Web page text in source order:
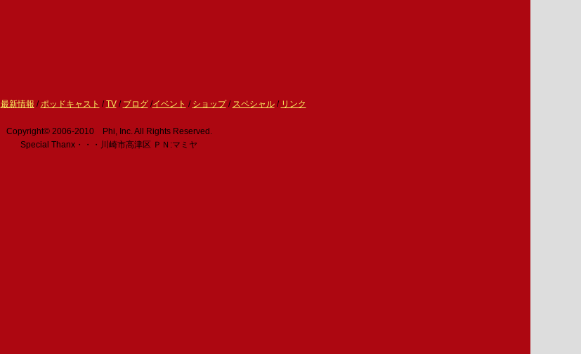
最新情報 /ポッドキャスト /TV/ ブログ/イベント / ショップ/ スペシャル/ リンク
Copyright© 2006-2010 Phi, Inc. All Rights Reserved.
Special Thanx・・・川崎市高津区 ＰＮ:マミヤ